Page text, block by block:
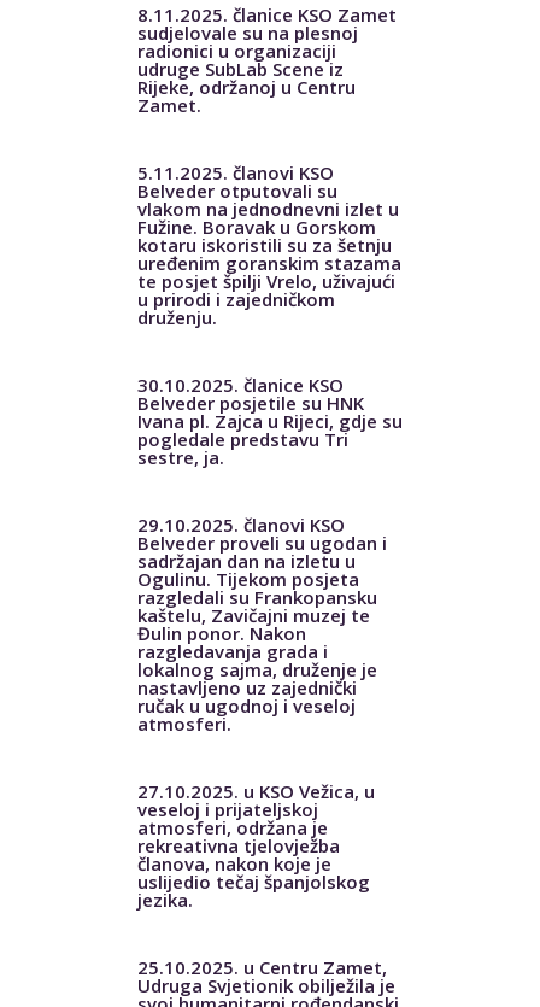
8.11.2025. članice KSO Zamet
sudjelovale su na plesnoj
radionici u organizaciji
udruge SubLab Scene iz
Rijeke, održanoj u Centru
Zamet.
5.11.2025. članovi KSO
Belveder otputovali su
vlakom na jednodnevni izlet u
Fužine. Boravak u Gorskom
kotaru iskoristili su za šetnju
uređenim goranskim stazama
te posjet špilji Vrelo, uživajući
u prirodi i zajedničkom
druženju.
30.10.2025. članice KSO
Belveder posjetile su HNK
Ivana pl. Zajca u Rijeci, gdje su
pogledale predstavu Tri
sestre, ja.
29.10.2025. članovi KSO
Belveder proveli su ugodan i
sadržajan dan na izletu u
Ogulinu. Tijekom posjeta
razgledali su Frankopansku
kaštelu, Zavičajni muzej te
Đulin ponor. Nakon
razgledavanja grada i
lokalnog sajma, druženje je
nastavljeno uz zajednički
ručak u ugodnoj i veseloj
atmosferi.
27.10.2025. u KSO Vežica, u
veseloj i prijateljskoj
atmosferi, održana je
rekreativna tjelovježba
članova, nakon koje je
uslijedio tečaj španjolskog
jezika.
25.10.2025. u Centru Zamet,
Udruga Svjetionik obilježila je